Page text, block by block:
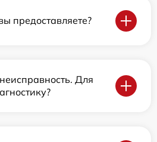
предоставляете?
Для